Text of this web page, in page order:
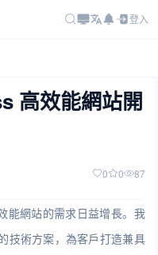
登入
高效能網站開
0 0 87
能網站的需求日益增長。我
技術方案，為客戶打造兼具